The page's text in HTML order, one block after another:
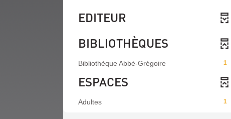
EDITEUR
BIBLIOTHÈQUES
1
Bibliothèque Abbé-Grégoire
ESPACES
1
Adultes